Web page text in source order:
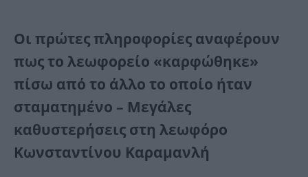
Οι πρώτες πληροφορίες αναφέρουν
πως το λεωφορείο «καρφώθηκε»
πίσω από το άλλο το οποίο ήταν
σταματημένο – Μεγάλες
καθυστερήσεις στη λεωφόρο
Κωνσταντίνου Καραμανλή